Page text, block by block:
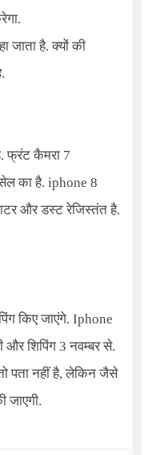
है. क्यों की
फ्रंट कैमरा 7
का है. iphone 8
और डस्ट रेजिस्तंत है.
किए जाएंगे. Iphone
और शिपिंग 3 नवम्बर से.
पता नहीं है, लेकिन जैसे
जाएगी.